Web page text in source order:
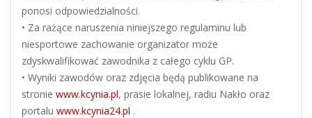
ponosi odpowiedzialności.
• Za rażące naruszenia niniejszego regulaminu lub
niesportowe zachowanie organizator może
zdyskwalifikować zawodnika z całego cyklu GP.
• Wyniki zawodów oraz zdjęcia będą publikowane na
stronie www.kcynia.pl, prasie lokalnej, radiu Nakło oraz
portalu www.kcynia24.pl .